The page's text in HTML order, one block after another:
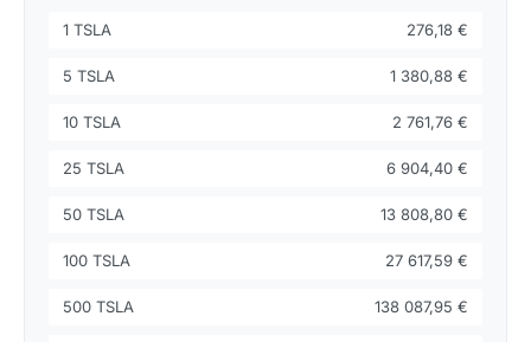
1 TSLA 276,18 €
5 TSLA 1 380,88 €
10 TSLA 2 761,76 €
25 TSLA 6 904,40 €
50 TSLA 13 808,80 €
100 TSLA 27 617,59 €
500 TSLA 138 087,95 €